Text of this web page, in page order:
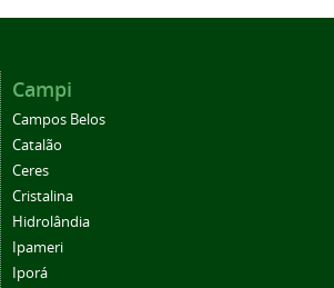
Campi
Campos Belos
Catalão
Ceres
Cristalina
Hidrolândia
Ipameri
Iporá